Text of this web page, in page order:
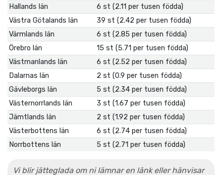
Hallands län
6 st (2.11 per tusen födda)
Västra Götalands län
39 st (2.42 per tusen födda)
Värmlands län
6 st (2.85 per tusen födda)
Örebro län
15 st (5.71 per tusen födda)
Västmanlands län
6 st (2.52 per tusen födda)
Dalarnas län
2 st (0.9 per tusen födda)
Gävleborgs län
5 st (2.34 per tusen födda)
Västernorrlands län
3 st (1.67 per tusen födda)
Jämtlands län
2 st (1.92 per tusen födda)
Västerbottens län
6 st (2.74 per tusen födda)
Norrbottens län
5 st (2.71 per tusen födda)
Vi blir jätteglada om ni lämnar en länk eller hänvisar